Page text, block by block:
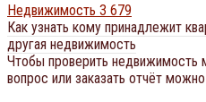
Недвижимость 3 679
Как узнать кому принадлежит
другая недвижимость
Чтобы проверить недвижимость
вопрос или заказать отчёт